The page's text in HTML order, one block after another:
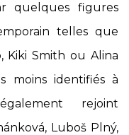
quelques figures
telles que
Kiki Smith ou Alina
moins identifiés à
rejoint
Luboš Plný,